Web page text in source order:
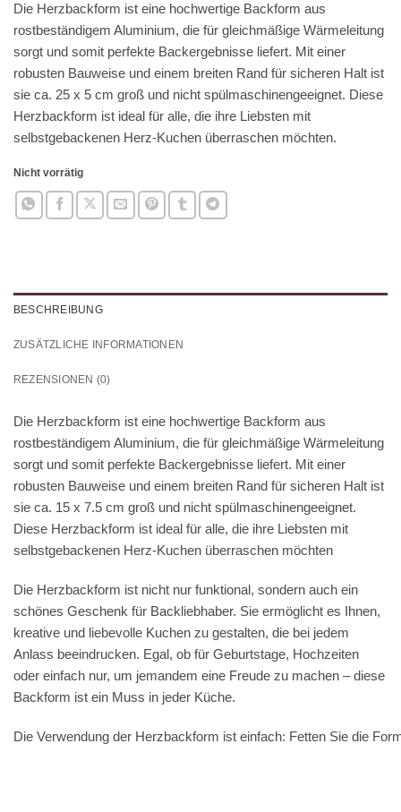
Die Herzbackform ist eine hochwertige Backform aus
rostbeständigem Aluminium, die für gleichmäßige Wärmeleitung
sorgt und somit perfekte Backergebnisse liefert. Mit einer
robusten Bauweise und einem breiten Rand für sicheren Halt ist
sie ca. 25 x 5 cm groß und nicht spülmaschinengeeignet. Diese
Herzbackform ist ideal für alle, die ihre Liebsten mit
selbstgebackenen Herz-Kuchen überraschen möchten.
Nicht vorrätig
BESCHREIBUNG
ZUSÄTZLICHE INFORMATIONEN
REZENSIONEN (0)
Die Herzbackform ist eine hochwertige Backform aus
rostbeständigem Aluminium, die für gleichmäßige Wärmeleitung
sorgt und somit perfekte Backergebnisse liefert. Mit einer
robusten Bauweise und einem breiten Rand für sicheren Halt ist
sie ca. 15 x 7.5 cm groß und nicht spülmaschinengeeignet.
Diese Herzbackform ist ideal für alle, die ihre Liebsten mit
selbstgebackenen Herz-Kuchen überraschen möchten
Die Herzbackform ist nicht nur funktional, sondern auch ein
schönes Geschenk für Backliebhaber. Sie ermöglicht es Ihnen,
kreative und liebevolle Kuchen zu gestalten, die bei jedem
Anlass beeindrucken. Egal, ob für Geburtstage, Hochzeiten
oder einfach nur, um jemandem eine Freude zu machen – diese
Backform ist ein Muss in jeder Küche.
Die Verwendung der Herzbackform ist einfach: Fetten Sie die